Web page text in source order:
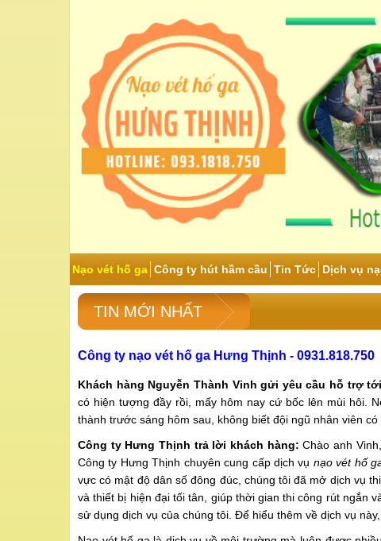
Nạo vét hố ga Công ty hút hầm cầu Tin Tức Dịch vụ
TIN MỚI NHẤT
Công ty nạo vét hố ga Hưng Thịnh - 0931.818.750
Khách hàng Nguyễn Thành Vinh gửi yêu cầu hỗ trợ
có hiện tượng đầy rồi, mấy hôm nay cứ bốc lên mùi hôi.
thành trước sáng hôm sau, không biết đội ngũ nhân viên
Công ty Hưng Thịnh trả lời khách hàng:Chào anh
Công ty Hưng Thịnh chuyên cung cấp dịch vụ nạo vét hố
vực có mật độ dân số đông đúc, chúng tôi đã mở dịch vụ
và thiết bị hiện đại tối tân, giúp thời gian thi công rút ngắn
sử dụng dịch vụ của chúng tôi. Để hiểu thêm về dịch vụ